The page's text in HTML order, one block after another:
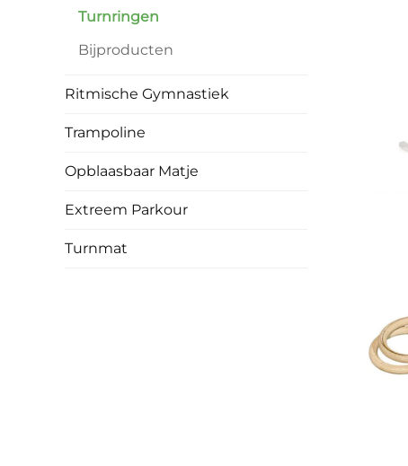
Turnringen
Bijproducten
Ritmische Gymnastiek
Trampoline
Opblaasbaar Matje
Extreem Parkour
Turnmat